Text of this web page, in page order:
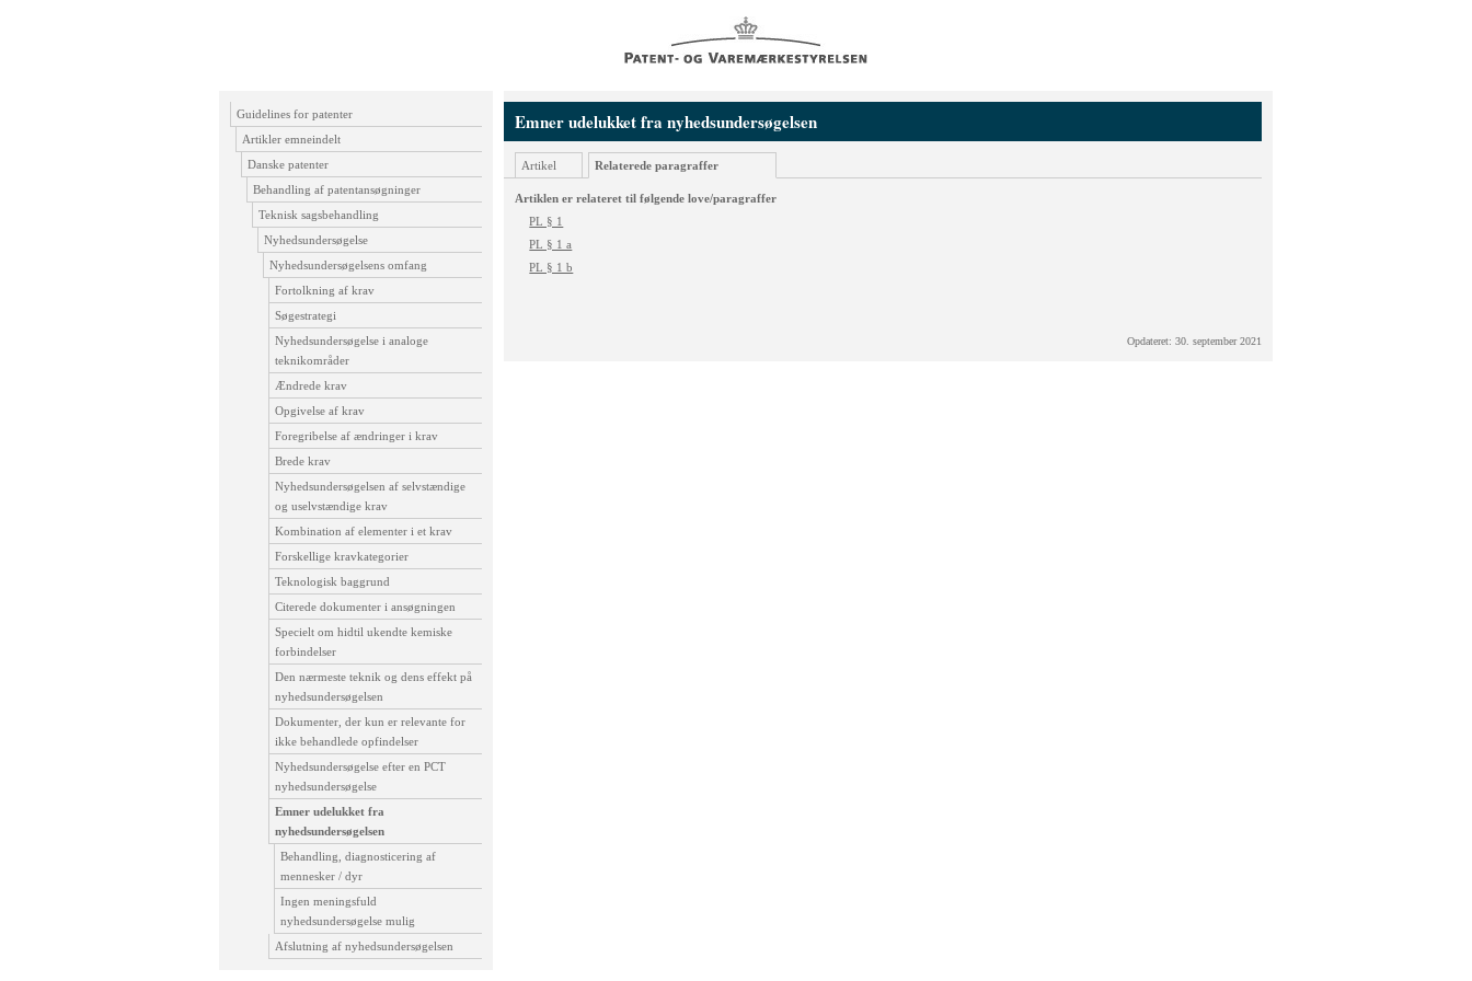
Guidelines for patenter
Artikler emneindelt
Danske patenter
Behandling af patentansøgninger
Teknisk sagsbehandling
Nyhedsundersøgelse
Nyhedsundersøgelsens omfang
Fortolkning af krav
Søgestrategi
Nyhedsundersøgelse i analoge
teknikområder
Ændrede krav
Opgivelse af krav
Foregribelse af ændringer i krav
Brede krav
Nyhedsundersøgelsen af selvstændige
og uselvstændige krav
Kombination af elementer i et krav
Forskellige kravkategorier
Teknologisk baggrund
Citerede dokumenter i ansøgningen
Specielt om hidtil ukendte kemiske
forbindelser
Den nærmeste teknik og dens effekt på
nyhedsundersøgelsen
Dokumenter, der kun er relevante for
ikke behandlede opfindelser
Nyhedsundersøgelse efter en PCT
nyhedsundersøgelse
Emner udelukket fra
nyhedsundersøgelsen
Behandling, diagnosticering af
mennesker / dyr
Ingen meningsfuld
nyhedsundersøgelse mulig
Afslutning af nyhedsundersøgelsen
Emner udelukket fra nyhedsundersøgelsen
Artikel Relaterede paragraffer
Artiklen er relateret til følgende love/paragraffer
PL § 1
PL § 1 a
PL § 1 b
Opdateret: 30. september 2021